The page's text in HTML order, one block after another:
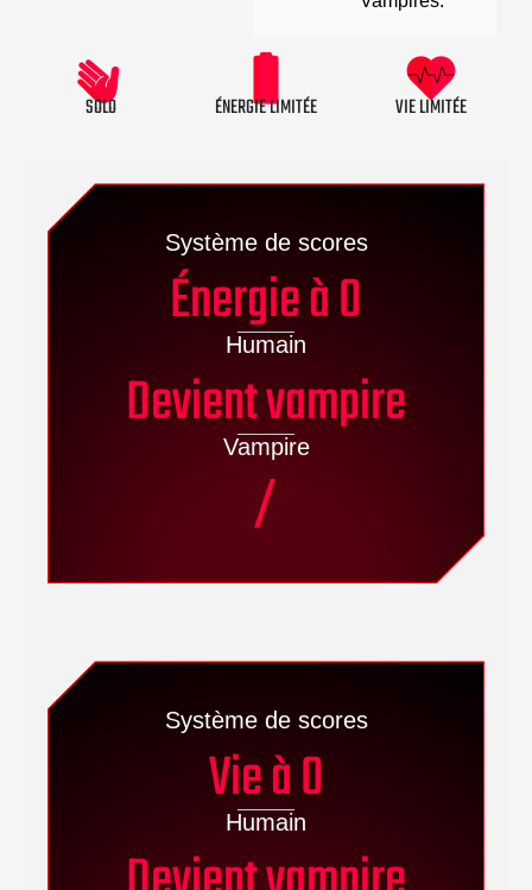
SOLO ÉNERGIE LIMITÉE VIE LIMITÉE
Système de scores
Énergie à 0
Humain
Devient vampire
Vampire
/
Système de scores
Vie à 0
Humain